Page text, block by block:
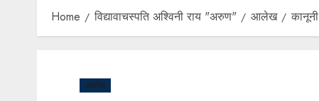
Home विद्यावाचस्पति अश्विनी राय "अरुण" आलेख
आलेख